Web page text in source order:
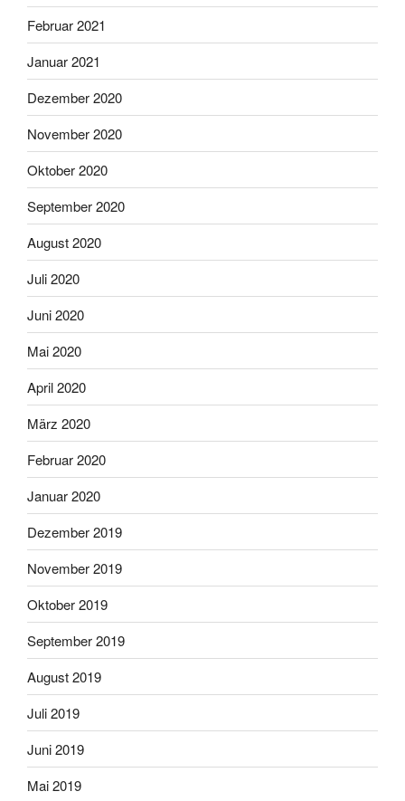
Februar 2021
Januar 2021
Dezember 2020
November 2020
Oktober 2020
September 2020
August 2020
Juli 2020
Juni 2020
Mai 2020
April 2020
März 2020
Februar 2020
Januar 2020
Dezember 2019
November 2019
Oktober 2019
September 2019
August 2019
Juli 2019
Juni 2019
Mai 2019